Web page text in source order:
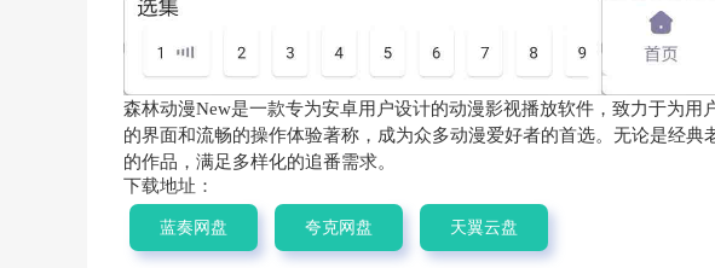
森林动漫New是一款专为安卓用户设计的动漫影视播放软件，致力于为
的界面和流畅的操作体验著称，成为众多动漫爱好者的首选。无论是经
的作品，满足多样化的追番需求。
下载地址：
蓝奏网盘 夸克网盘 天翼云盘